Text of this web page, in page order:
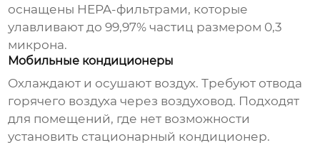
оснащены HEPA-фильтрами, которые
улавливают до 99,97% частиц размером 0,3
микрона.
Мобильные кондиционеры
Охлаждают и осушают воздух. Требуют отвода
горячего воздуха через воздуховод. Подходят
для помещений, где нет возможности
установить стационарный кондиционер.